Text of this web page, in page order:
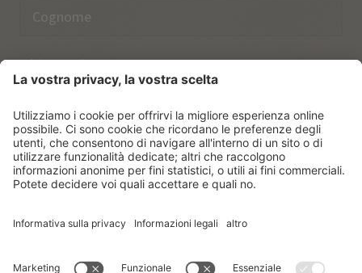
Indirizzo email
Ho preso nota delle norme sulla protezione dei dati.